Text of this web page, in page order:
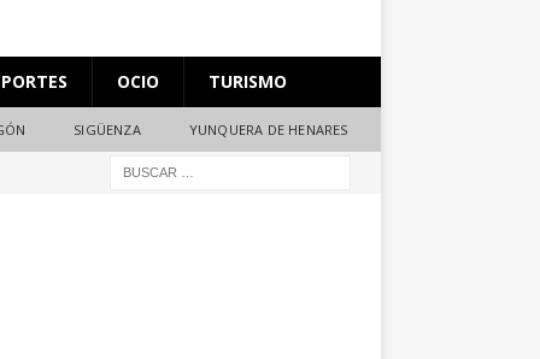
OCIO TURISMO
SIGÜENZA YUNQUERA DE HENARES